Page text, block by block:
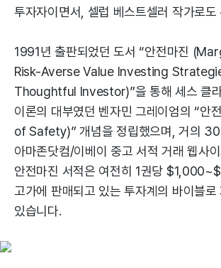
투자자이면서, 셀럽 베스트셀러 작가로도
1991년 출판되었던 도서 “안전마진
Risk-Averse Value Investing
Thoughtful Investor)”을 통해 세스 클
이론의 대부였던 벤자민 그레이엄의 “안
of Safety)” 개념을 정립했으며, 거의 30
아마존닷컴/이베이 중고 서적 거래 웹사
안전마진 서적은 여전히 1권당
고가에 판매되고 있는 투자계의 바이블로
있습니다.